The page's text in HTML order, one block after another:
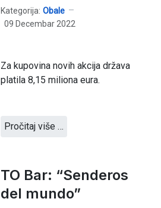
Kategorija: Obale
09 Decembar 2022
Za kupovina novih akcija država
platila 8,15 miliona eura.
Pročitaj više …
TO Bar: “Senderos
del mundo”